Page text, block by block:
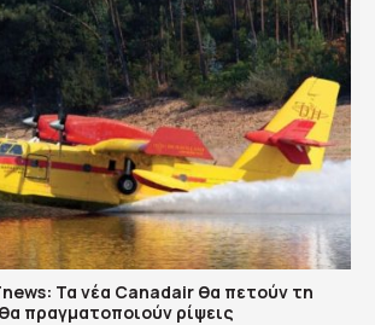
Τα νέα Canadair θα πετούν τη
πραγματοποιούν ρίψεις